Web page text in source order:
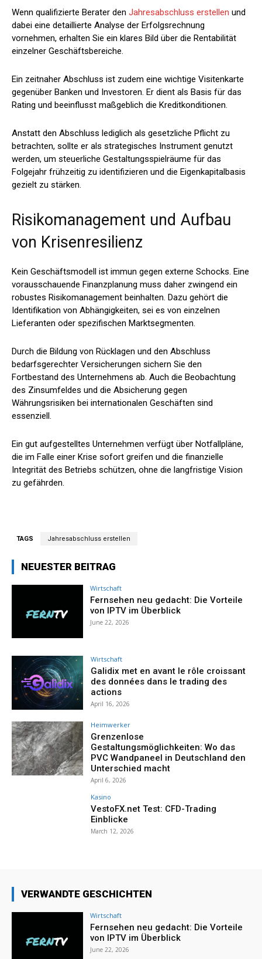
Wenn qualifizierte Berater den Jahresabschluss erstellen und
dabei eine detaillierte Analyse der Erfolgsrechnung
vornehmen, erhalten Sie ein klares Bild über die Rentabilität
einzelner Geschäftsbereiche.
Ein zeitnaher Abschluss ist zudem eine wichtige Visitenkarte
gegenüber Banken und Investoren. Er dient als Basis für das
Rating und beeinflusst maßgeblich die Kreditkonditionen.
Anstatt den Abschluss lediglich als gesetzliche Pflicht zu
betrachten, sollte er als strategisches Instrument genutzt
werden, um steuerliche Gestaltungsspielräume für das
Folgejahr frühzeitig zu identifizieren und die Eigenkapitalbasis
gezielt zu stärken.
Risikomanagement und Aufbau
von Krisenresilienz
Kein Geschäftsmodell ist immun gegen externe Schocks. Eine
vorausschauende Finanzplanung muss daher zwingend ein
robustes Risikomanagement beinhalten. Dazu gehört die
Identifikation von Abhängigkeiten, sei es von einzelnen
Lieferanten oder spezifischen Marktsegmenten.
Durch die Bildung von Rücklagen und den Abschluss
bedarfsgerechter Versicherungen sichern Sie den
Fortbestand des Unternehmens ab. Auch die Beobachtung
des Zinsumfeldes und die Absicherung gegen
Währungsrisiken bei internationalen Geschäften sind
essenziell.
Ein gut aufgestelltes Unternehmen verfügt über Notfallpläne,
die im Falle einer Krise sofort greifen und die finanzielle
Integrität des Betriebs schützen, ohne die langfristige Vision
zu gefährden.
TAGS Jahresabschluss erstellen
NEUESTER BEITRAG
Wirtschaft
Fernsehen neu gedacht: Die Vorteile
von IPTV im Überblick
June 22, 2026
Wirtschaft
Galidix met en avant le rôle croissant
des données dans le trading des
actions
April 16, 2026
Heimwerker
Grenzenlose
Gestaltungsmöglichkeiten: Wo das
PVC Wandpaneel in Deutschland den
Unterschied macht
April 6, 2026
Kasino
VestoFX.net Test: CFD-Trading
Einblicke
March 12, 2026
VERWANDTE GESCHICHTEN
Wirtschaft
Fernsehen neu gedacht: Die Vorteile
von IPTV im Überblick
June 22, 2026